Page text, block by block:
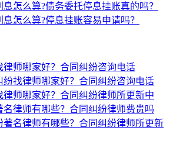
怎么算?债务委托停息挂账真的吗？
怎么算?停息挂账容易申请吗？
律师哪家好？合同纠纷咨询电话
纷找律师哪家好？合同纠纷咨询电话
律师哪家好？合同纠纷律师所更新中
名律师有哪些？合同纠纷律师费贵吗
著名律师有哪些？合同纠纷律师所更新